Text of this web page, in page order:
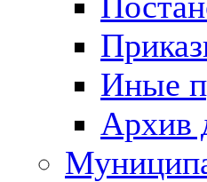
Иные
Архив